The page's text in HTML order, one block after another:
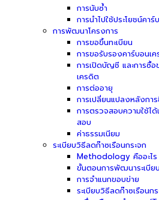
การนับซ้ำ
การนำไปใช้ประโยชน์คา
การพัฒนาโครงการ
การขอขึ้นทะเบียน
การขอรับรองคาร์บอนเ
การเปิดบัญชี และการซื้อ
เครดิต
การต่ออายุ
การเปลี่ยนแปลงหลังการ
การตรวจสอบความใช้ได้
สอบ
ค่าธรรมเนียม
ระเบียบวิธีลดก๊าซเรือนกระจก
Methodology คืออะไร
ขั้นตอนการพัฒนาระเบีย
การจำแนกขอบข่าย
ระเบียบวิธีลดก๊าซเรือนก